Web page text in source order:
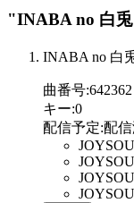
"INABA no 白
INABA no 白
曲番号:642362
キー:0
配信予定:配